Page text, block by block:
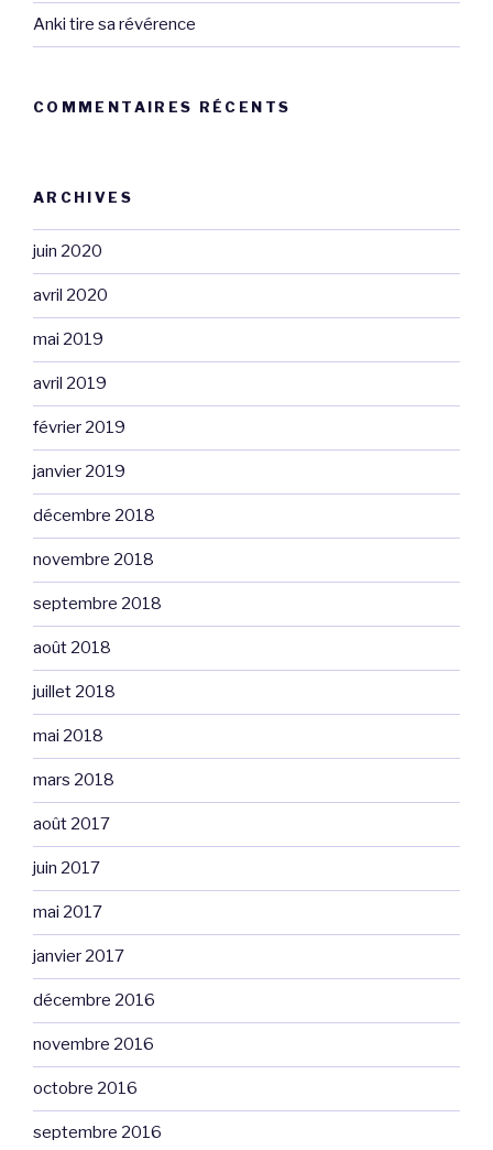
Anki tire sa révérence
COMMENTAIRES RÉCENTS
ARCHIVES
juin 2020
avril 2020
mai 2019
avril 2019
février 2019
janvier 2019
décembre 2018
novembre 2018
septembre 2018
août 2018
juillet 2018
mai 2018
mars 2018
août 2017
juin 2017
mai 2017
janvier 2017
décembre 2016
novembre 2016
octobre 2016
septembre 2016